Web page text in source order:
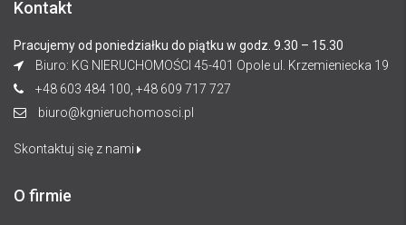
Kontakt
Pracujemy od poniedziałku do piątku w godz. 9.30 – 15.30
Biuro: KG NIERUCHOMOŚCI 45-401 Opole ul. Krzemieniecka 19
+48 603 484 100, +48 609 717 727
biuro@kgnieruchomosci.pl
Skontaktuj się z nami
O firmie